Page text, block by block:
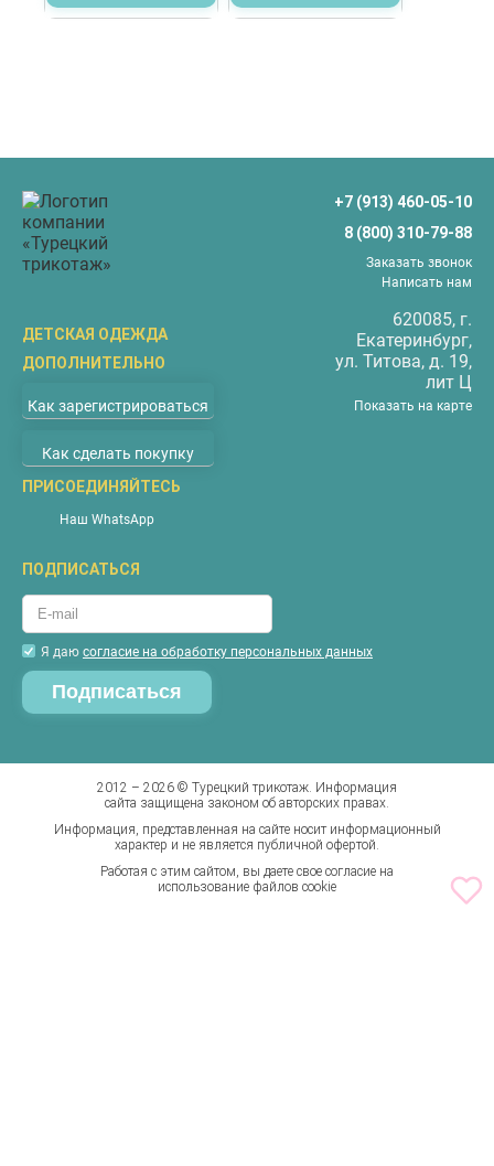
+7 (913) 460-05-10
8 (800) 310-79-88
Заказать звонок
Написать нам
620085, г.
Екатеринбург,
ул. ​Титова, д. 19,
лит Ц
Показать на карте
ДЕТСКАЯ ОДЕЖДА
Бриджи
Верхняя одежда
Джемперы
Жилеты
Комбинезоны
Майки
Пижамы
Футболки
Халаты
Шорты
Бренды
ДОПОЛНИТЕЛЬНО
Доставка
Оплата
Покупателям
Наши магазины
Акции
Контакты
Гарантия
Вопросы и ответы
Таблица размеров соответствия
Как зарегистрироваться
Как сделать покупку
ПРИСОЕДИНЯЙТЕСЬ
Наш WhatsApp
ПОДПИСАТЬСЯ
Я даю согласие на обработку персональных данных
2012 – 2026 © Турецкий трикотаж. Информация
сайта защищена законом об авторских правах.
Информация, представленная на сайте носит информационный
характер и не является публичной офертой.
Работая с этим сайтом, вы даете свое согласие на
использование файлов cookie